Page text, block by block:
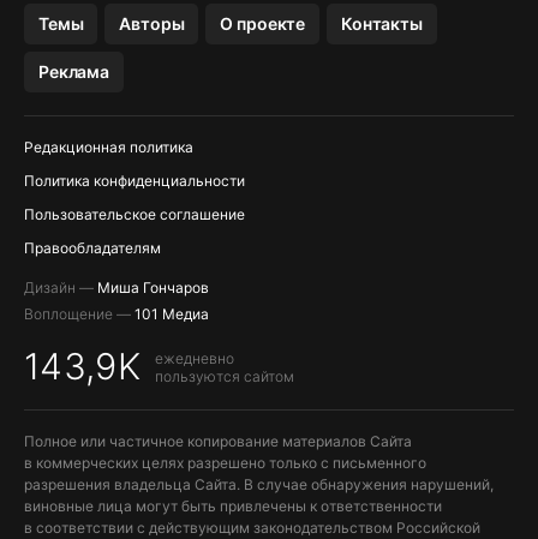
Темы Авторы О проекте Контакты
Реклама
Редакционная политика
Политика конфиденциальности
Пользовательское соглашение
Правообладателям
Дизайн — Миша Гончаров
Воплощение — 101 Медиа
143,9K
ежедневно
пользуются сайтом
Полное или частичное копирование материалов Сайта
в коммерческих целях разрешено только с письменного
разрешения владельца Сайта. В случае обнаружения нарушений,
виновные лица могут быть привлечены к ответственности
в соответствии с действующим законодательством Российской